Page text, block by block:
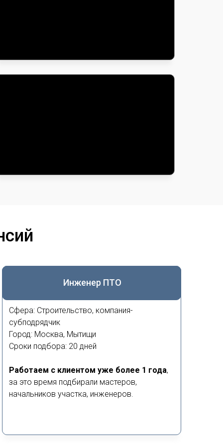
Инженер ПТО
Сфера: Строительство, компания-
субподрядчик
Город: Москва, Мытищи
Сроки подбора: 20 дней
Работаем с клиентом уже более 1 года,
за это время подбирали мастеров,
начальников участка, инженеров.